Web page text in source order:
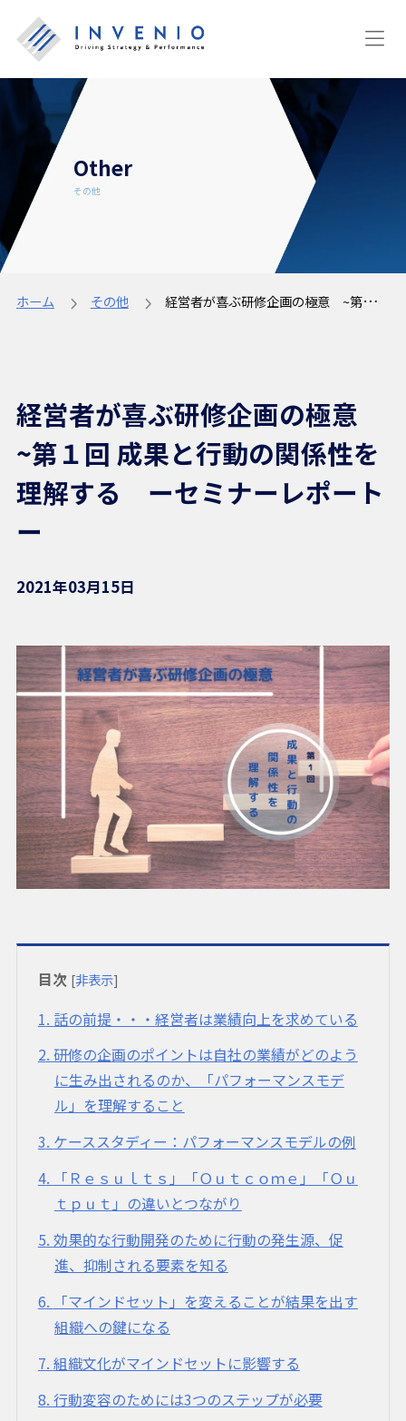
Other
その他
ホーム その他 経営者が喜ぶ研修企画の極意 ~第１回 成果と行動の関係性を理解する ーセミナーレポートー
経営者が喜ぶ研修企画の極意
~第１回 成果と行動の関係性を
理解する ーセミナーレポート
ー
2021年03月15日
目次 [非表示]
1 話の前提・・・経営者は業績向上を求めている
2 研修の企画のポイントは自社の業績がどのよう
に生み出されるのか、「パフォーマンスモデ
ル」を理解すること
3 ケーススタディー：パフォーマンスモデルの例
4
「Ｒｅｓｕｌｔｓ」「Ｏｕｔｃｏｍｅ」「Ｏｕ
ｔｐｕｔ」の違いとつながり
5 効果的な行動開発のために行動の発生源、促
進、抑制される要素を知る
6
「マインドセット」を変えることが結果を出す
組織への鍵になる
7 組織文化がマインドセットに影響する
8 行動変容のためには3つのステップが必要